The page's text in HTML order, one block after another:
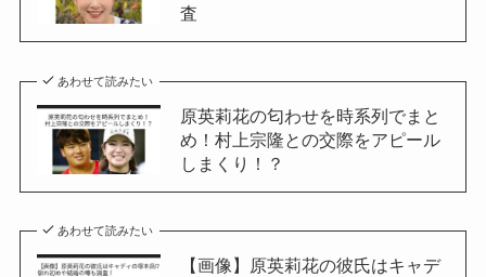
査
あわせて読みたい
原英莉花の匂わせを時系列でまと
め！村上宗隆との交際をアピール
しまくり！？
あわせて読みたい
【画像】原英莉花の彼氏はキャデ